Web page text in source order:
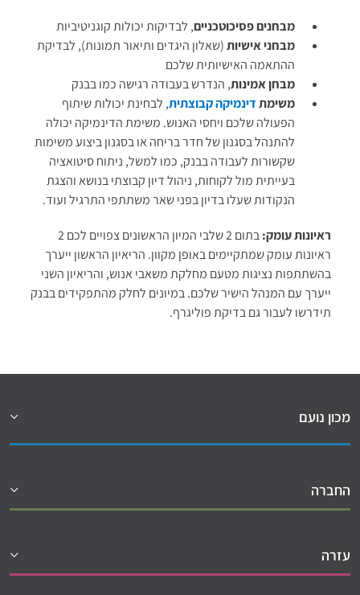
מבחנים פסיכוטכניים, לבדיקות יכולות קוגניטיביות
מבחני אישיות(שאלון היגדים ותיאור תמונות), לבדיקת
ההתאמה האישיותית שלכם
מבחן אמינות, הנדרש בעבודה רגישה כמו בבנק
משימתדינמיקה קבוצתית, לבחינת יכולות שיתוף
הפעולה שלכם ויחסי האנוש. משימת הדינמיקה יכולה
להתנהל בסגנון של חדר בריחה או בסגנון ביצוע משימות
שקשורות לעבודה בבנק, כמו למשל, ניתוח סיטואציה
בעייתית מול לקוחות, ניהול דיון קבוצתי בנושא והצגת
הנקודות שעלו בדיון בפני שאר משתתפי התרגיל ועוד.
ראיונות עומק:
בתום 2 שלבי המיון הראשונים צפויים לכם 2
ראיונות עומק שמתקיימים באופן מקוון. הריאיון הראשון ייערך
בהשתתפות נציגות מטעם מחלקת משאבי אנוש, והריאיון השני
ייערך עם המנהל הישיר שלכם. במיונים לחלק מהתפקידים בבנק
תידרשו לעבור גם בדיקת פוליגרף.
מכון נועם
החברה
עזרה